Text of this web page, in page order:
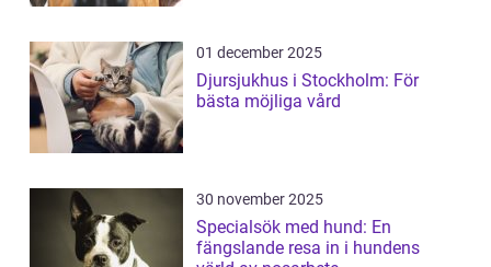
01 december 2025
Djursjukhus i Stockholm: För
bästa möjliga vård
30 november 2025
Specialsök med hund: En
fängslande resa in i hundens